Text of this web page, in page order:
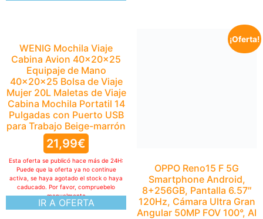
WENIG Mochila Viaje
Cabina Avion 40x20x25
Equipaje de Mano
40x20x25 Bolsa de Viaje
Mujer 20L Maletas de Viaje
Cabina Mochila Portatil 14
Pulgadas con Puerto USB
para Trabajo Beige-marrón
21,99€
IR A OFERTA
Esta oferta se publicó hace más de 24H:
Puede que la oferta ya no continue
activa, se haya agotado el stock o haya
caducado. Por favor, compruebelo
manualmente
¡Oferta!
OPPO Reno15 F 5G
329,90€
Esta oferta se publicó hace más de 24H:
Puede que la oferta ya no continue
activa, se haya agotado el stock o haya
caducado. Por favor, compruebelo